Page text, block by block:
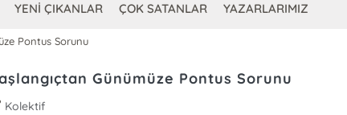
YENİ ÇIKANLAR ÇOK SATANLAR YAZARLARIMIZ
Pontus Sorunu
Günümüze Pontus Sorunu
Kolektif